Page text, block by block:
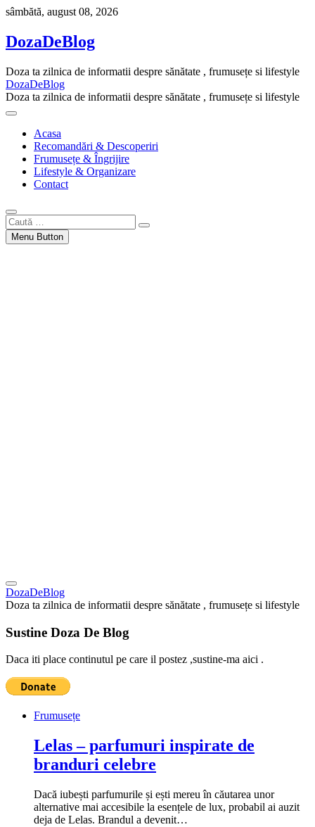
Skip
content
sâmbătă, august 08, 2026
DozaDeBlog
Doza ta zilnica de informatii despre sănătate , frumusețe si lifestyle
DozaDeBlog
Doza ta zilnica de informatii despre sănătate , frumusețe si lifestyle
Acasa
Recomandări & Descoperiri
Frumusețe & Îngrijire
Lifestyle & Organizare
Contact
Caută
…Menu Button
DozaDeBlog
Doza ta zilnica de informatii despre sănătate , frumusețe si lifestyle
Sustine Doza De Blog
Daca iti place continutul pe care il postez ,sustine-ma aici .
Frumusețe
Lelas – parfumuri inspirate de
branduri celebre
Dacă iubești parfumurile și ești mereu în căutarea unor
alternative mai accesibile la esențele de lux, probabil ai auzit
deja de Lelas. Brandul a devenit…